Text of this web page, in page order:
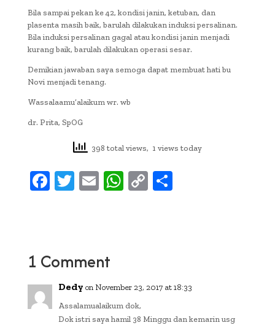
Bila sampai pekan ke 42, kondisi janin, ketuban, dan
plasenta masih baik, barulah dilakukan induksi persalinan.
Bila induksi persalinan gagal atau kondisi janin menjadi
kurang baik, barulah dilakukan operasi sesar.
Demikian jawaban saya semoga dapat membuat hati bu
Novi menjadi tenang.
Wassalaamu’alaikum wr. wb
dr. Prita, SpOG
398 total views, 1 views today
F
oo
k
T
r
E W
p
C S
1 Comment
Dedy on November 23, 2017 at 18:33
Assalamualaikum dok,
Dok istri saya hamil 38 Minggu dan kemarin usg